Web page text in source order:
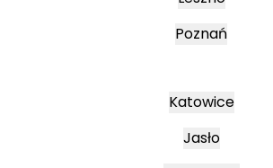
Poznań
Katowice
Jasło